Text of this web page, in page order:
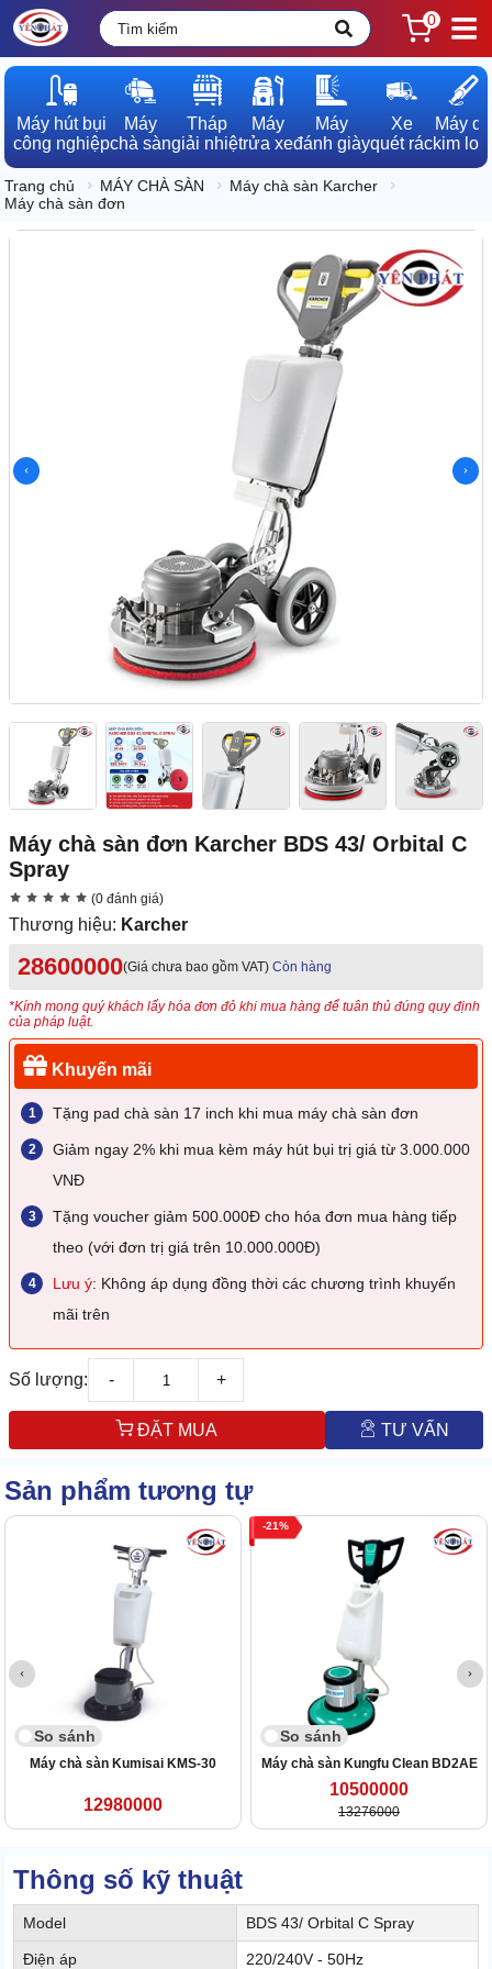
0
Máy hút bụi
công nghiệp
Máy
chà sàn
Tháp
giải nhiệt
Máy
rửa xe
Máy
đánh giày
Xe
quét rác
Máy dò
kim loại
Trang chủ MÁY CHÀ SÀN
Máy chà sàn Karcher
Máy chà sàn đơn
Máy chà sàn đơn Karcher BDS 43/ Orbital C
Spray
(0 đánh giá)
Thương hiệu: Karcher
28600000(Giá chưa bao gồm VAT) Còn hàng
*Kính mong quý khách lấy hóa đơn đỏ khi mua hàng để tuân thủ đúng quy định
của pháp luật.
Khuyến mãi
Tặng pad chà sàn 17 inch khi mua máy chà sàn đơn
Giảm ngay 2% khi mua kèm máy hút bụi trị giá từ 3.000.000
VNĐ
Tặng voucher giảm 500.000Đ cho hóa đơn mua hàng tiếp
theo (với đơn trị giá trên 10.000.000Đ)
Lưu ý: Không áp dụng đồng thời các chương trình khuyến
mãi trên
Số lượng: - +
ĐẶT MUA TƯ VẤN
Sản phẩm tương tự
So sánh
Máy chà sàn Kumisai KMS-30
12980000
21
So sánh
Máy chà sàn Kungfu Clean BD2AE
10500000
13276000
Thông số kỹ thuật
Model BDS 43/ Orbital C Spray
Điện áp 220/240V - 50Hz